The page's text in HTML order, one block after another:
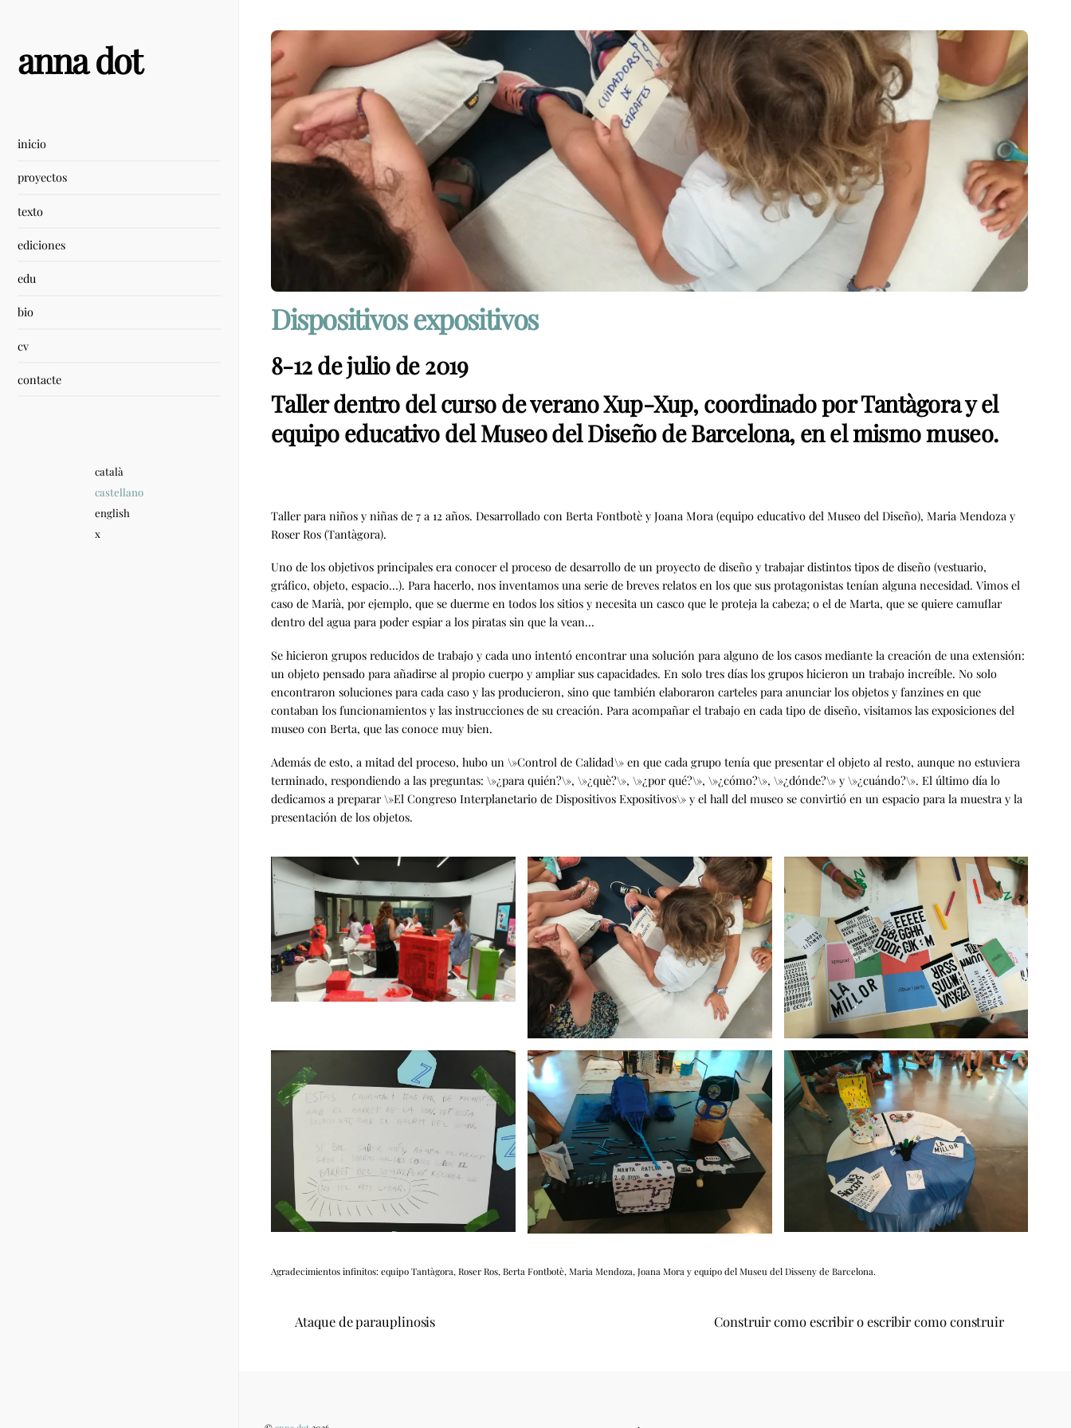
anna dot
inicio
proyectos
texto
ediciones
edu
bio
cv
contacte
català
castellano
english
x
Dispositivos expositivos
8-12 de julio de 2019
Taller dentro del curso de verano Xup-Xup, coordinado por Tantàgora y el
equipo educativo del Museo del Diseño de Barcelona, en el mismo museo.
Taller para niños y niñas de 7 a 12 años. Desarrollado con Berta Fontbotè y Joana Mora (equipo educativo del Museo del Diseño), Maria Mendoza y
Roser Ros (Tantàgora).
Uno de los objetivos principales era conocer el proceso de desarrollo de un proyecto de diseño y trabajar distintos tipos de diseño (vestuario,
gráfico, objeto, espacio…). Para hacerlo, nos inventamos una serie de breves relatos en los que sus protagonistas tenían alguna necesidad. Vimos el
caso de Marià, por ejemplo, que se duerme en todos los sitios y necesita un casco que le proteja la cabeza; o el de Marta, que se quiere camuflar
dentro del agua para poder espiar a los piratas sin que la vean…
Se hicieron grupos reducidos de trabajo y cada uno intentó encontrar una solución para alguno de los casos mediante la creación de una extensión:
un objeto pensado para añadirse al propio cuerpo y ampliar sus capacidades. En solo tres días los grupos hicieron un trabajo increíble. No solo
encontraron soluciones para cada caso y las producieron, sino que también elaboraron carteles para anunciar los objetos y fanzines en que
contaban los funcionamientos y las instrucciones de su creación. Para acompañar el trabajo en cada tipo de diseño, visitamos las exposiciones del
museo con Berta, que las conoce muy bien.
Además de esto, a mitad del proceso, hubo un \»Control de Calidad\» en que cada grupo tenía que presentar el objeto al resto, aunque no estuviera
terminado, respondiendo a las preguntas: \»¿para quién?\», \»¿què?\», \»¿por qué?\», \»¿cómo?\», \»¿dónde?\» y \»¿cuándo?\». El último día lo
dedicamos a preparar \»El Congreso Interplanetario de Dispositivos Expositivos\» y el hall del museo se convirtió en un espacio para la muestra y la
presentación de los objetos.
Agradecimientos infinitos: equipo Tantàgora, Roser Ros, Berta Fontbotè, Maria Mendoza, Joana Mora y equipo del Museu del Disseny de Barcelona.
Ataque de parauplinosis Construir como escribir o escribir como construir